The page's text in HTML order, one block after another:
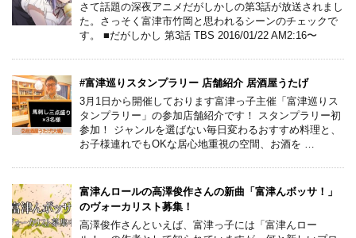
さて話題の深夜アニメだがしかしの第3話が放送されまし
た。さっそく富津市竹岡と思われるシーンのチェックで
す。 ■だがしかし 第3話 TBS 2016/01/22 AM2:16〜
#富津巡りスタンプラリー 店舗紹介 居酒屋うたげ
3月1日から開催しております富津っ子主催「富津巡りス
タンプラリー」の参加店舗紹介です！ スタンプラリー初
参加！ ジャンルを選ばない毎日変わるおすすめ料理と、
お子様連れでもOKな居心地重視の空間、お酒を …
富津んロールの高澤俊作さんの新曲「富津んボッサ！」
のヴォーカリスト募集！
高澤俊作さんといえば、富津っ子には「富津んロー